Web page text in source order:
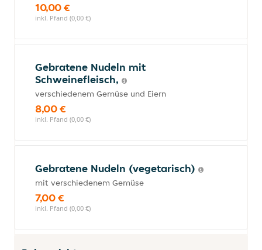
10,00 €
inkl. Pfand (0,00 €)
Gebratene Nudeln mit
Schweinefleisch,
verschiedenem Gemüse und Eiern
8,00 €
inkl. Pfand (0,00 €)
Gebratene Nudeln (vegetarisch)
mit verschiedenem Gemüse
7,00 €
inkl. Pfand (0,00 €)